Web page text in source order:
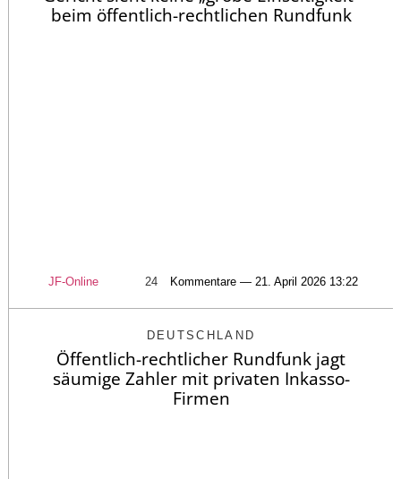
beim öffentlich-rechtlichen Rundfunk
JF-Online 24 Kommentare — 21. April 2026 13:22
DEUTSCHLAND
Öffentlich-rechtlicher Rundfunk jagt
säumige Zahler mit privaten Inkasso-
Firmen